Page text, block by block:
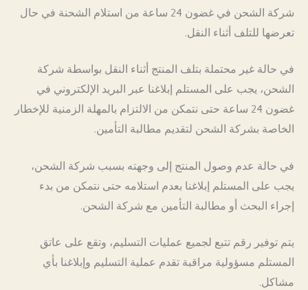
شركة الشحن في غضون 24 ساعة من استلام الشحنة في حال
تعرضها للتلف أثناء النقل.
في حالة غير محتملة بتلف المنتج أثناء النقل بواسطة شركة
الشحن، يجب على المستلم إبلاغنا عبر البريد الإلكتروني في
غضون 24 ساعة حتى نتمكن من الالتزام بالمهلة الزمنية للإخطار
الخاصة بشركة الشحن لتقديم مطالبة التأمين.
في حالة عدم وصول المنتج إلى وجهته بسبب شركة الشحن،
يجب على المستلم إبلاغنا بعدم استلامه حتى نتمكن من بدء
إجراء البحث أو مطالبة التأمين مع شركة الشحن.
يتم توفير رقم تتبع لجميع عمليات التسليم، وتقع على عاتق
المستلم مسؤولية مراقبة تقدم عملية التسليم وإبلاغنا بأي
مشاكل.